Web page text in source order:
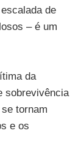
de
– é um
da
sobrevivência
tornam
e os